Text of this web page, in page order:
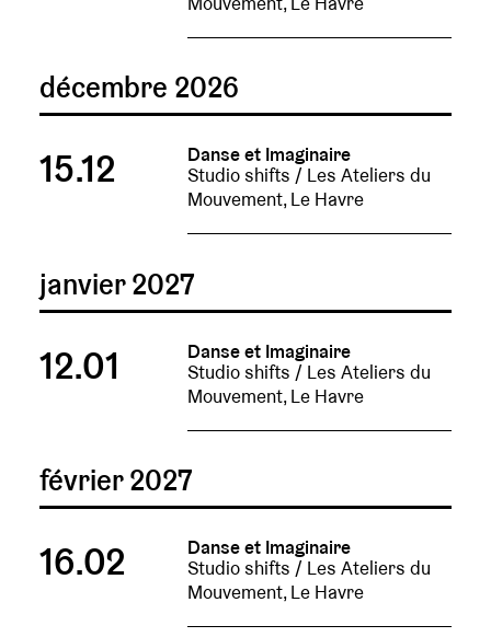
décembre 2026
15.12
Danse et Imaginaire
Studio shifts / Les Ateliers du
Mouvement, Le Havre
janvier 2027
12.01
Danse et Imaginaire
Studio shifts / Les Ateliers du
Mouvement, Le Havre
février 2027
16.02
Danse et Imaginaire
Studio shifts / Les Ateliers du
Mouvement, Le Havre